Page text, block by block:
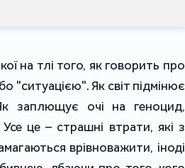
на тлі того, як говорить про
"ситуацією". Як світ підмінює
заплющує очі на геноцид,
це – страшні втрати, які з
врівноважити, іноді